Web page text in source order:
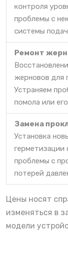
контроля
проблемы с
системы
Ремонт
жерновов для
Устраняем
помола или
Замена
Установка
герметизации
проблемы с
потерей
Цены носят
изменяться в
модели